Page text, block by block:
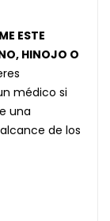
ESTE
HINOJO O
médico si
una
de los